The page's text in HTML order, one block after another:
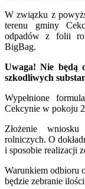
W związku z
terenu gminy
odpadów z folii
BigBag.
Uwaga! Nie będą
szkodliwych
Wypełnione
Cekcynie w pokoju
Złożenie
rolniczych. O
i sposobie realizacji
Warunkiem odbioru
będzie zebranie